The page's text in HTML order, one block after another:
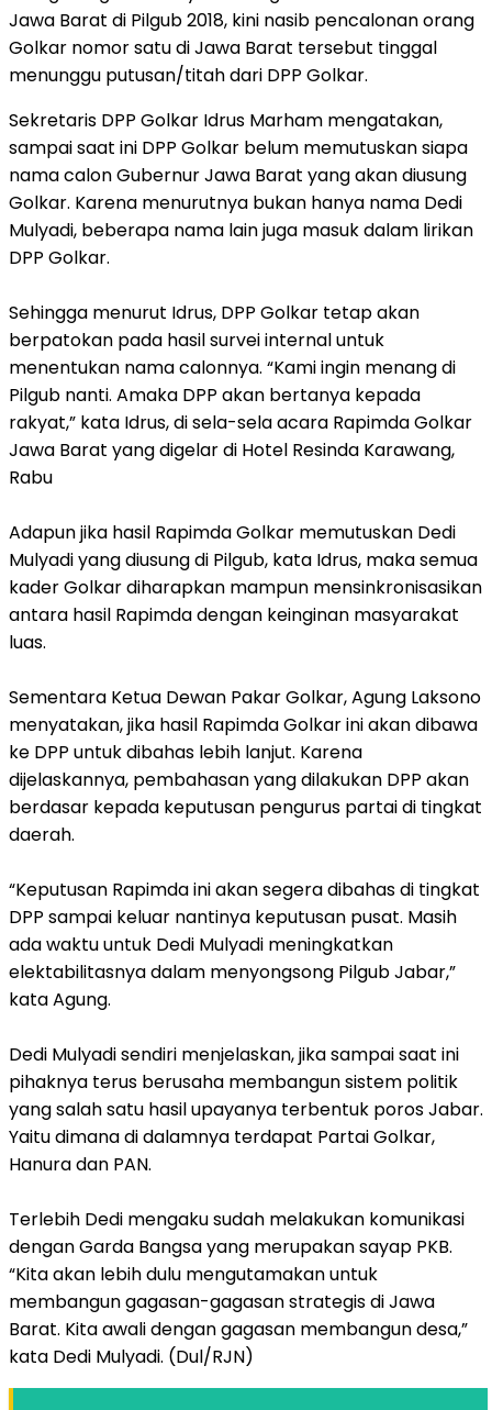
Jawa Barat di Pilgub 2018, kini nasib pencalonan orang
Golkar nomor satu di Jawa Barat tersebut tinggal
menunggu putusan/titah dari DPP Golkar.
Sekretaris DPP Golkar Idrus Marham mengatakan,
sampai saat ini DPP Golkar belum memutuskan siapa
nama calon Gubernur Jawa Barat yang akan diusung
Golkar. Karena menurutnya bukan hanya nama Dedi
Mulyadi, beberapa nama lain juga masuk dalam lirikan
DPP Golkar.
Sehingga menurut Idrus, DPP Golkar tetap akan
berpatokan pada hasil survei internal untuk
menentukan nama calonnya. “Kami ingin menang di
Pilgub nanti. Amaka DPP akan bertanya kepada
rakyat,” kata Idrus, di sela-sela acara Rapimda Golkar
Jawa Barat yang digelar di Hotel Resinda Karawang,
Rabu
Adapun jika hasil Rapimda Golkar memutuskan Dedi
Mulyadi yang diusung di Pilgub, kata Idrus, maka semua
kader Golkar diharapkan mampun mensinkronisasikan
antara hasil Rapimda dengan keinginan masyarakat
luas.
Sementara Ketua Dewan Pakar Golkar, Agung Laksono
menyatakan, jika hasil Rapimda Golkar ini akan dibawa
ke DPP untuk dibahas lebih lanjut. Karena
dijelaskannya, pembahasan yang dilakukan DPP akan
berdasar kepada keputusan pengurus partai di tingkat
daerah.
“Keputusan Rapimda ini akan segera dibahas di tingkat
DPP sampai keluar nantinya keputusan pusat. Masih
ada waktu untuk Dedi Mulyadi meningkatkan
elektabilitasnya dalam menyongsong Pilgub Jabar,”
kata Agung.
Dedi Mulyadi sendiri menjelaskan, jika sampai saat ini
pihaknya terus berusaha membangun sistem politik
yang salah satu hasil upayanya terbentuk poros Jabar.
Yaitu dimana di dalamnya terdapat Partai Golkar,
Hanura dan PAN.
Terlebih Dedi mengaku sudah melakukan komunikasi
dengan Garda Bangsa yang merupakan sayap PKB.
“Kita akan lebih dulu mengutamakan untuk
membangun gagasan-gagasan strategis di Jawa
Barat. Kita awali dengan gagasan membangun desa,”
kata Dedi Mulyadi. (Dul/RJN)